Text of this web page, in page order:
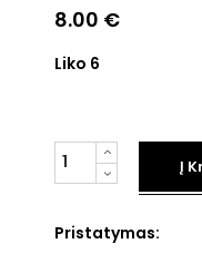
8.00 €
Liko 6
Kiekis
Į
Pristatymas: